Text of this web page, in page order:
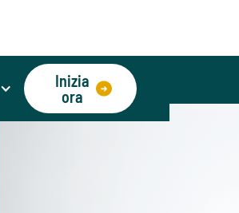
Inizia
ora